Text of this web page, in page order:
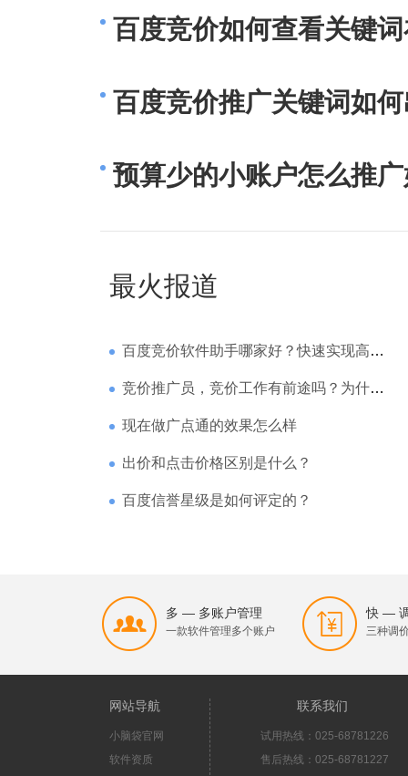
百度竞价如何查看关键
百度竞价推广关键词如
预算少的小账户怎么推
最火报道
百度竞价软件助手哪家好？快速实现高回报哪家强？
竞价推广员，竞价工作有前途吗？为什么待遇那么高
现在做广点通的效果怎么样
出价和点击价格区别是什么？
百度信誉星级是如何评定的？
多 — 多账户管理
一款软件管理多个账户
快 —
三种调
网站导航
小脑袋官网
软件资质
联系我们
试用热线：025-68781226
售后热线：025-68781227